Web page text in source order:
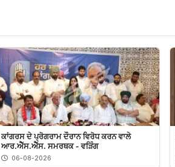
ਕਾਂਗਰਸ ਦੇ ਪ੍ਰੋਗਰਾਮ ਦੌਰਾਨ ਵਿਰੋਧ ਕਰਨ ਵਾਲੇ
ਆਰ.ਐੱਸ.ਐੱਸ. ਸਮਰਥਕ - ਵੜਿੰਗ
06-08-2026